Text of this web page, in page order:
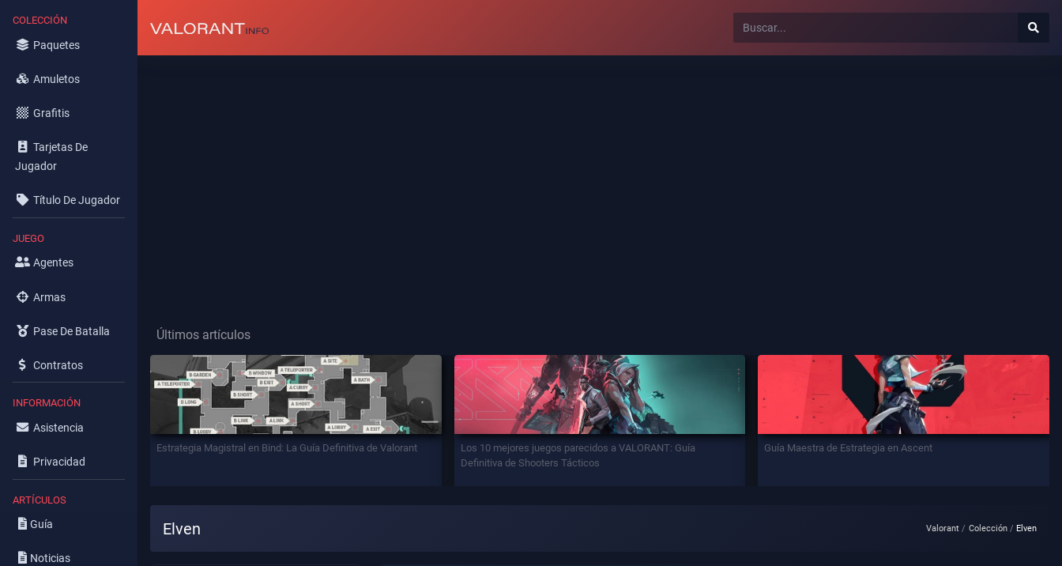
COLECCIÓN
Paquetes
Amuletos
Grafitis
Tarjetas De
Jugador
Título De Jugador
JUEGO
Agentes
Armas
Pase De Batalla
Contratos
INFORMACIÓN
Asistencia
Privacidad
ARTÍCULOS
Guía
Noticias
Últimos artículos
Estrategia Magistral en Bind: La Guía Definitiva de Valorant
Los 10 mejores juegos parecidos a VALORANT: Guía
Definitiva de Shooters Tácticos
Guía Maestra de Estrategia en Ascent
Elven Valorant Colección Elven